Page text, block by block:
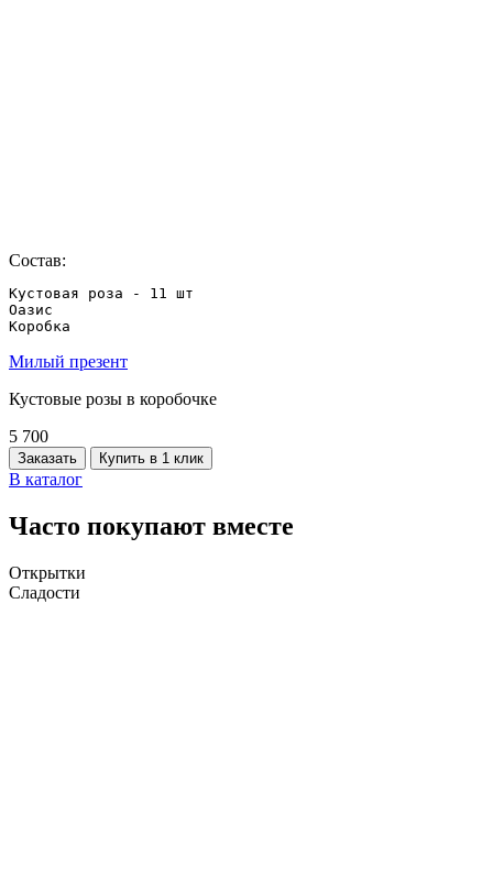
Состав:
Кустовая роза - 11 шт
Оазис
Коробка
Милый презент
Кустовые розы в коробочке
5 700
Заказать Купить в 1 клик
В каталог
Часто покупают вместе
Открытки
Сладости